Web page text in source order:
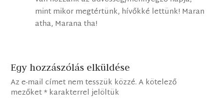
mint mikor megtértünk, hívőkké lettünk! Maran
atha, Marana tha!
Egy hozzászólás elküldése
Az e-mail címet nem tesszük közzé. A kötelező
mezőket*karakterrel jelöltük